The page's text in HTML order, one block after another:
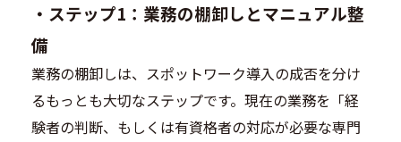
・ ステップ1：業務の棚卸しとマニュアル整
備
業務の棚卸しは、スポットワーク導入の成否を分け
るもっとも大切なステップです。現在の業務を「経
験者の判断、もしくは有資格者の対応が必要な専門